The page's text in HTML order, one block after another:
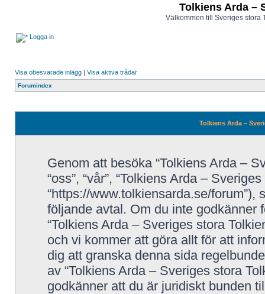
Tolkiens Arda –
Välkommen till Sveriges stora
Logga in
Visa obesvarade inlägg | Visa aktiva trådar
Forumindex
Tolkiens Arda –
Genom att besöka “Tolkiens Arda –
“oss”, “vår”, “Tolkiens Arda –
“https://www.tolkiensarda.se/
följande avtal. Om du inte godkänner
“Tolkiens Arda – Sveriges stora
och vi kommer att göra allt för att
dig att granska denna sida
av “Tolkiens Arda – Sveriges stora
godkänner att du är juridiskt bunden